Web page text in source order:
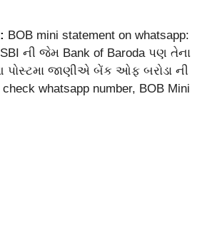
BOB mini statement on whatsapp:
ની જેમ Bank of Baroda પણ તેના
જાણીએ બેંક ઓફ બરોડા ની
whatsapp number, BOB Mini